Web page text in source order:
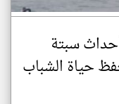
أحداث سبتة
حياة الشباب